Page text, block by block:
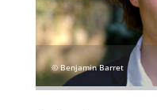
© Benjamin Barret